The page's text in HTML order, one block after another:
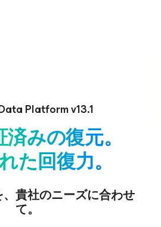
Platform v13.1
みの復元。
た回復力。
貴社のニーズに合わせ
て。